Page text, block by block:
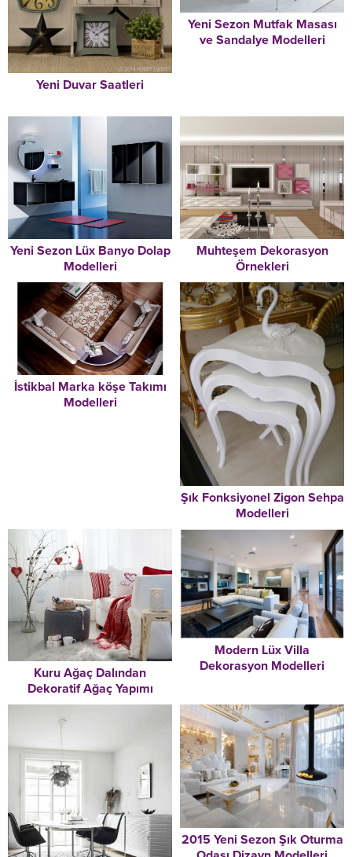
Yeni Duvar Saatleri
Yeni Sezon Mutfak Masası
ve Sandalye Modelleri
Yeni Sezon Lüx Banyo Dolap
Modelleri
Muhteşem Dekorasyon
Örnekleri
İstikbal Marka köşe Takımı
Modelleri
Şık Fonksiyonel Zigon Sehpa
Modelleri
Kuru Ağaç Dalından
Dekoratif Ağaç Yapımı
Modern Lüx Villa
Dekorasyon Modelleri
2015 Yeni Sezon Şık Oturma